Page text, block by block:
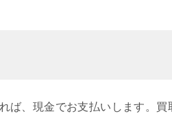
ば、現金でお支払いします。